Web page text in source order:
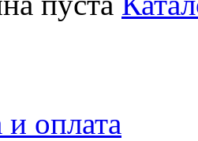
и оплата